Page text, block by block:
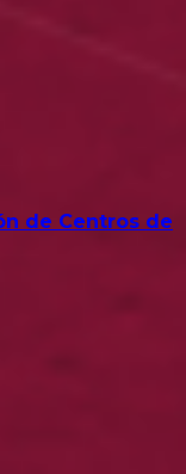
de Centros de